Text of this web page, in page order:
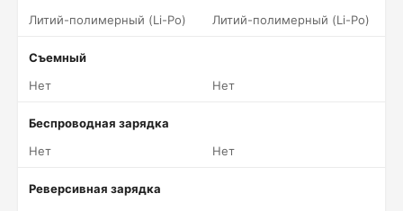
Литий-полимерный (Li-Po)
Литий-полимерный (Li-Po)
Съемный
Нет
Нет
Беспроводная зарядка
Нет
Нет
Реверсивная зарядка